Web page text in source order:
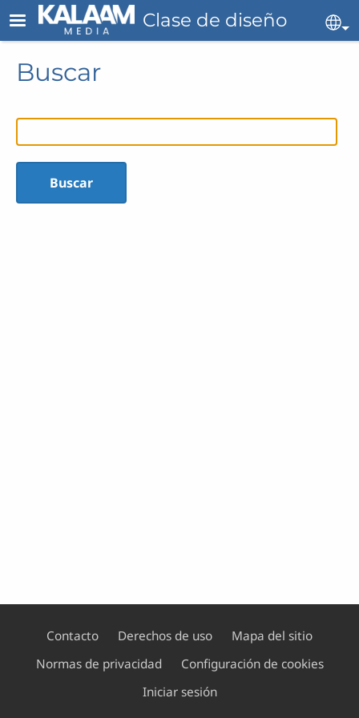
Skip to main contentClase de diseño
Buscar
Footer
Contacto Derechos de uso
Mapa del sitio
Normas de privacidad
Configuración de cookies
Iniciar sesión